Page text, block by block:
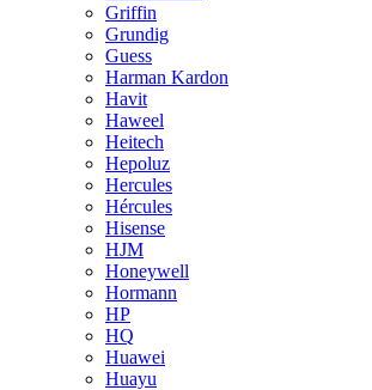
Griffin
Grundig
Guess
Harman Kardon
Havit
Haweel
Heitech
Hepoluz
Hercules
Hércules
Hisense
HJM
Honeywell
Hormann
HP
HQ
Huawei
Huayu